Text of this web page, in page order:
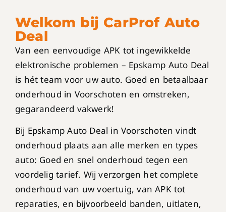
Welkom bij CarProf Auto
Deal
Van een eenvoudige APK tot ingewikkelde
elektronische problemen – Epskamp Auto Deal
is hét team voor uw auto. Goed en betaalbaar
onderhoud in Voorschoten en omstreken,
gegarandeerd vakwerk!
Bij Epskamp Auto Deal in Voorschoten vindt
onderhoud plaats aan alle merken en types
auto: Goed en snel onderhoud tegen een
voordelig tarief. Wij verzorgen het complete
onderhoud van uw voertuig, van APK tot
reparaties, en bijvoorbeeld banden, uitlaten,